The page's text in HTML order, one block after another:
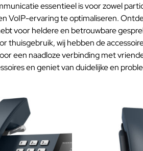
essentieel is voor zowel
VoIP-ervaring te optimaliseren.
voor heldere en betrouwbare
thuisgebruik, wij hebben de
een naadloze verbinding met
en geniet van duidelijke en